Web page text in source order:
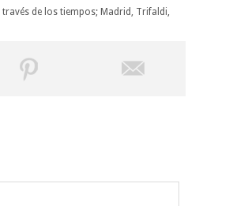
de los tiempos; Madrid, Trifaldi,